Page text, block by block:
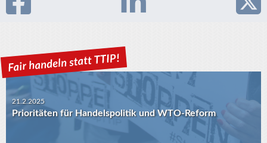
30.1.2025
USA-EU: Die Algorithmen und das transatlantische